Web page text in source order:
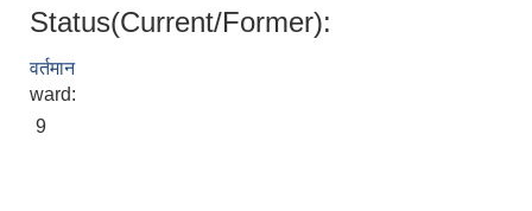
Status(Current/Former):
वर्तमान
ward:
9